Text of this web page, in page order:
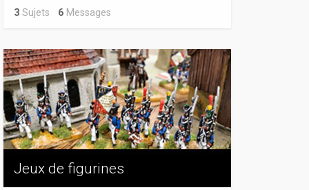
3 Sujets 6 Messages
Jeux de figurines